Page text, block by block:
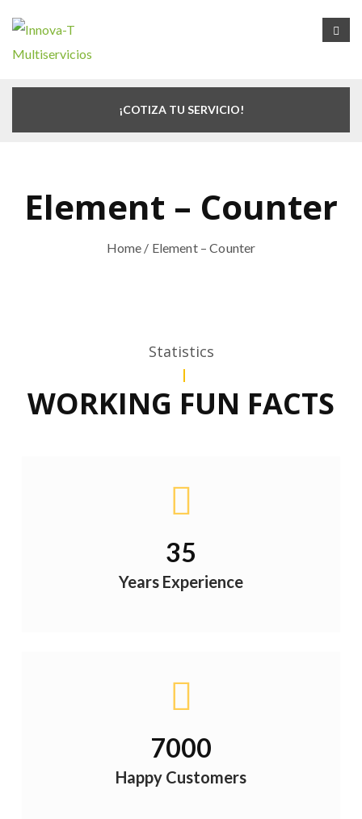
¡COTIZA TU SERVICIO!
Element – Counter
Home / Element – Counter
Statistics
WORKING FUN FACTS
35
Years Experience
7000
Happy Customers